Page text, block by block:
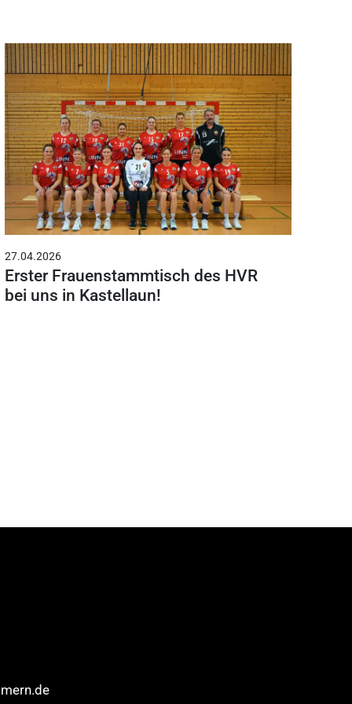
27.04.2026
Erster Frauenstammtisch des HVR
bei uns in Kastellaun!